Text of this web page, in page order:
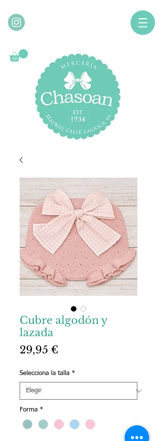
Cubre algodón y
lazada
29,95 €
Selecciona la talla *
Forma *